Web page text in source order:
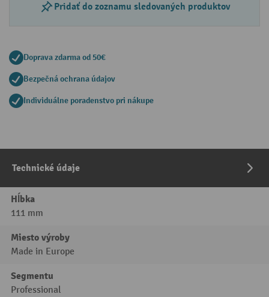
Pridať do zoznamu sledovaných produktov
Doprava zdarma od 50€
Bezpečná ochrana údajov
Individuálne poradenstvo pri nákupe
Technické údaje
Hĺbka
111 mm
Miesto výroby
Made in Europe
Segmentu
Professional